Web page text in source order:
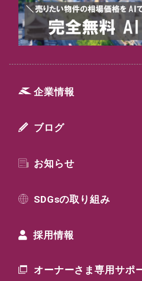
企業情報
ブログ
お知らせ
SDGsの取り組み
採用情報
オーナーさま専用サポ